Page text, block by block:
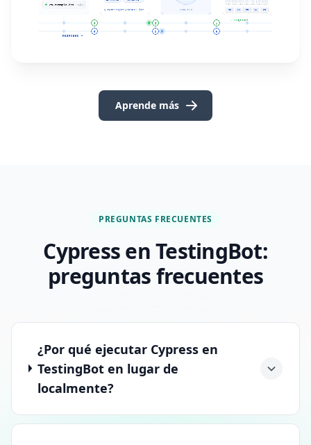
Aprende más
PREGUNTAS FRECUENTES
Cypress en TestingBot:
preguntas frecuentes
¿Por qué ejecutar Cypress en
TestingBot en lugar de
localmente?